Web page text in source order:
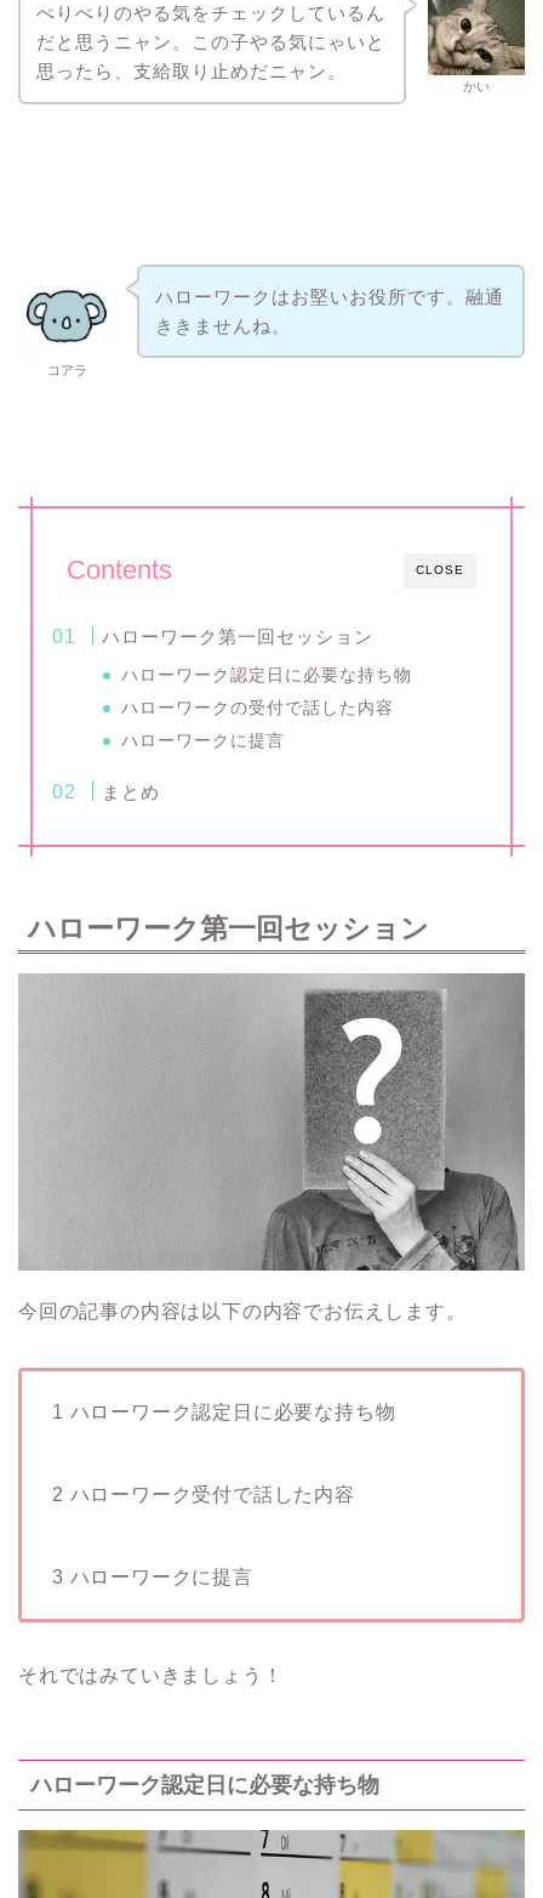
かい
ぺりぺりのやる気をチェックしているん
だと思うニャン。この子やる気にゃいと
思ったら、支給取り止めだニャン。
コアラ
ハローワークはお堅いお役所です。融通
ききませんね。
CLOSE
Contents
ハローワーク第一回セッション
ハローワーク認定日に必要な持ち物
ハローワークの受付で話した内容
ハローワークに提言
まとめ
ハローワーク第一回セッション
今回の記事の内容は以下の内容でお伝えします。
1 ハローワーク認定日に必要な持ち物
2 ハローワーク受付で話した内容
3 ハローワークに提言
それではみていきましょう！
ハローワーク認定日に必要な持ち物